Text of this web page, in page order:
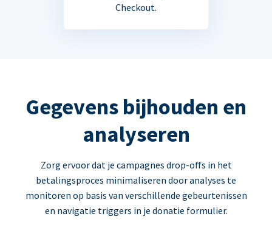
Checkout.
Gegevens bijhouden en
analyseren
Zorg ervoor dat je campagnes drop-offs in het
betalingsproces minimaliseren door analyses te
monitoren op basis van verschillende gebeurtenissen
en navigatie triggers in je donatie formulier.